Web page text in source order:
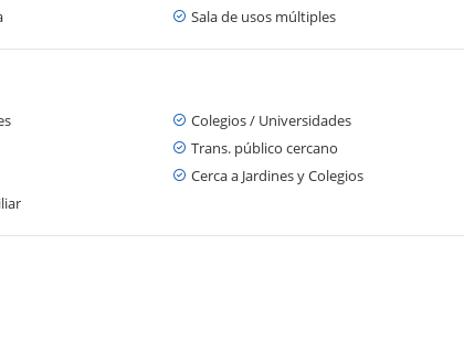
Sala de usos múltiples
Colegios / Universidades
Trans. público cercano
Cerca a Jardines y Colegios